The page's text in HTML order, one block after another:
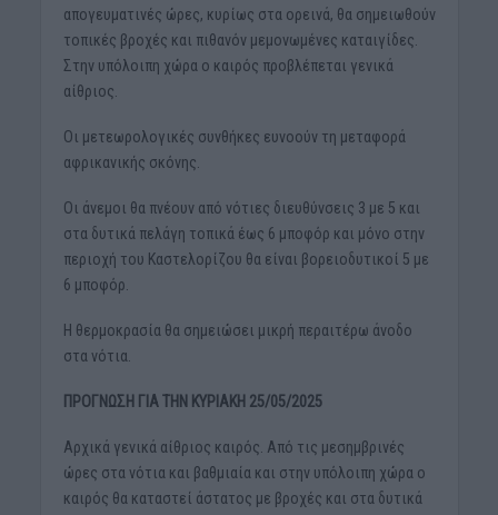
απογευματινές ώρες, κυρίως στα ορεινά, θα σημειωθούν
τοπικές βροχές και πιθανόν μεμονωμένες καταιγίδες.
Στην υπόλοιπη χώρα ο καιρός προβλέπεται γενικά
αίθριος.
Οι μετεωρολογικές συνθήκες ευνοούν τη μεταφορά
αφρικανικής σκόνης.
Οι άνεμοι θα πνέουν από νότιες διευθύνσεις 3 με 5 και
στα δυτικά πελάγη τοπικά έως 6 μποφόρ και μόνο στην
περιοχή του Καστελορίζου θα είναι βορειοδυτικοί 5 με
6 μποφόρ.
Η θερμοκρασία θα σημειώσει μικρή περαιτέρω άνοδο
στα νότια.
ΠΡΟΓΝΩΣΗ ΓΙΑ ΤΗΝ ΚΥΡΙΑΚΗ 25/05/2025
Αρχικά γενικά αίθριος καιρός. Από τις μεσημβρινές
ώρες στα νότια και βαθμιαία και στην υπόλοιπη χώρα ο
καιρός θα καταστεί άστατος με βροχές και στα δυτικά